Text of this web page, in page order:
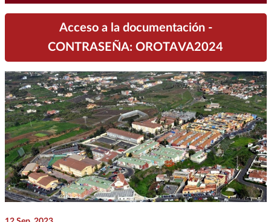
Acceso a la documentación -
CONTRASEÑA: OROTAVA2024